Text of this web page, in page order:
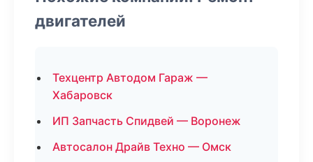
двигателей
Техцентр Автодом Гараж —
Хабаровск
ИП Запчасть Спидвей — Воронеж
Автосалон Драйв Техно — Омск